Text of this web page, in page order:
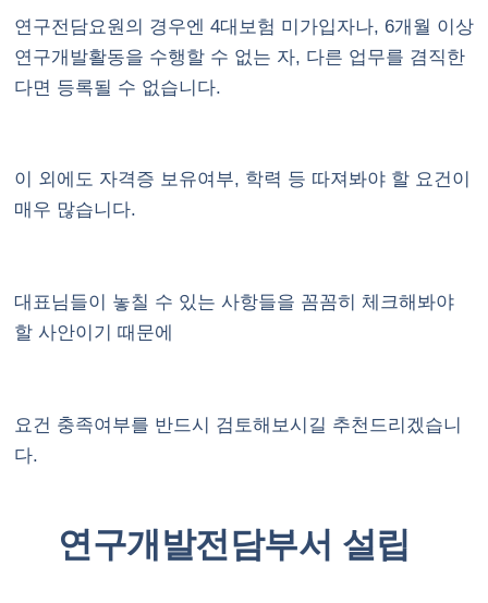
연구전담요원의 경우엔 4대보험 미가입자나, 6개월 이상
연구개발활동을 수행할 수 없는 자, 다른 업무를 겸직한
다면 등록될 수 없습니다.
이 외에도 자격증 보유여부, 학력 등 따져봐야 할 요건이
매우 많습니다.
대표님들이 놓칠 수 있는 사항들을 꼼꼼히 체크해봐야
할 사안이기 때문에
요건 충족여부를 반드시 검토해보시길 추천드리겠습니
다.
연구개발전담부서 설립